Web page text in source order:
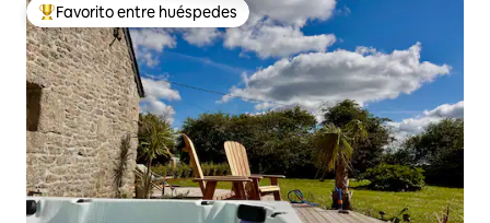
Favorito entre huéspedes preferido
Favorito entre huéspedes